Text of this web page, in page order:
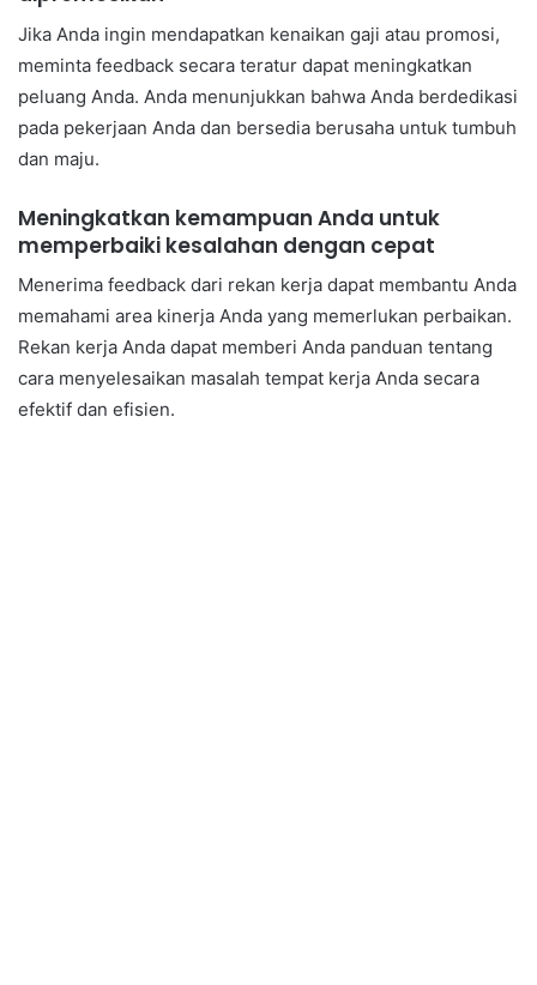
Jika Anda ingin mendapatkan kenaikan gaji atau promosi,
meminta feedback secara teratur dapat meningkatkan
peluang Anda. Anda menunjukkan bahwa Anda berdedikasi
pada pekerjaan Anda dan bersedia berusaha untuk tumbuh
dan maju.
Meningkatkan kemampuan Anda untuk
memperbaiki kesalahan dengan cepat
Menerima feedback dari rekan kerja dapat membantu Anda
memahami area kinerja Anda yang memerlukan perbaikan.
Rekan kerja Anda dapat memberi Anda panduan tentang
cara menyelesaikan masalah tempat kerja Anda secara
efektif dan efisien.